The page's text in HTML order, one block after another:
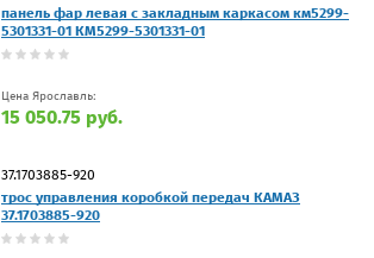
панель фар левая с закладным каркасом км5299-
5301331-01 КМ5299-5301331-01
Цена Ярославль:
15 050.75 руб.
37.1703885-920
трос управления коробкой передач КАМАЗ
37.1703885-920